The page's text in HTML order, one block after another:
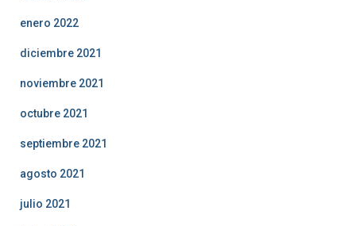
enero 2022
diciembre 2021
noviembre 2021
octubre 2021
septiembre 2021
agosto 2021
julio 2021